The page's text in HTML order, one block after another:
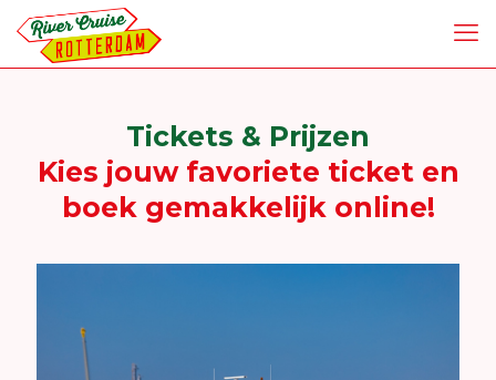
Tickets & Prijzen
Kies jouw favoriete ticket en
boek gemakkelijk online!